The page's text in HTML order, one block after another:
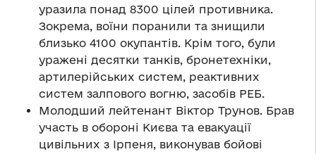
уразила понад 8300 цілей противника.
Зокрема, воїни поранили та знищили
близько 4100 окупантів. Крім того, були
уражені десятки танків, бронетехніки,
артилерійських систем, реактивних
систем залпового вогню, засобів РЕБ.
Молодший лейтенант Віктор Трунов. Брав
участь в обороні Києва та евакуації
цивільних з Ірпеня, виконував бойові